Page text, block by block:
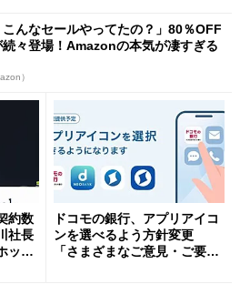
こんなセールやってたの？」80％OFF
続々登場！Amazonの本気が凄すぎる
）
約数
社長
ッピ
ドコモの銀行、アプリアイコ
ンを選べるよう方針変更
「さまざまなご意見・ご要望